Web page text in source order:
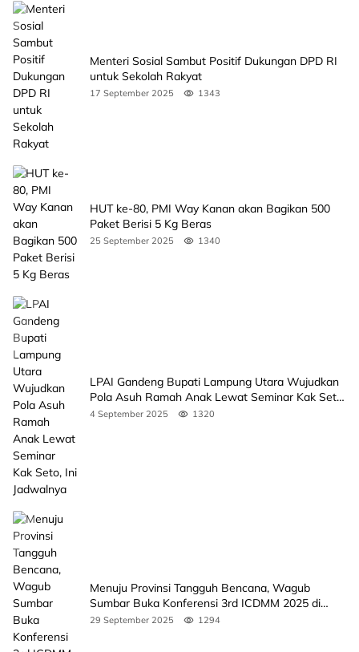
Menteri Sosial Sambut Positif Dukungan DPD RI
untuk Sekolah Rakyat
17 September 2025 1343
HUT ke-80, PMI Way Kanan akan Bagikan 500
Paket Berisi 5 Kg Beras
25 September 2025 1340
LPAI Gandeng Bupati Lampung Utara Wujudkan
Pola Asuh Ramah Anak Lewat Seminar Kak Seto,
Ini Jadwalnya
4 September 2025 1320
Menuju Provinsi Tangguh Bencana, Wagub
Sumbar Buka Konferensi 3rd ICDMM 2025 di
Unand
29 September 2025 1294